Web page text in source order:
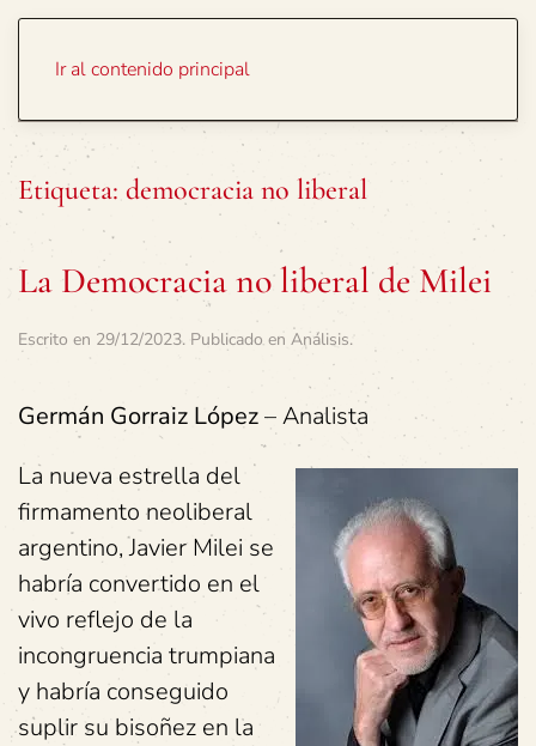
Ir al contenido principal
Etiqueta: democracia no liberal
La Democracia no liberal de Milei
Escrito en 29/12/2023. Publicado en Análisis.
Germán Gorraiz López– Analista
La nueva estrella del
firmamento neoliberal
argentino, Javier Milei se
habría convertido en el
vivo reflejo de la
incongruencia trumpiana
y habría conseguido
suplir su bisoñez en la